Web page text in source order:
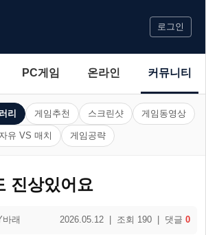
로그인
PC게임 온라인 커뮤니티
리 게임추천 스크린샷 게임동영상
자유 VS 매치 게임공략
진상있어요
래 2026.05.12 | 조회 190 | 댓글 0